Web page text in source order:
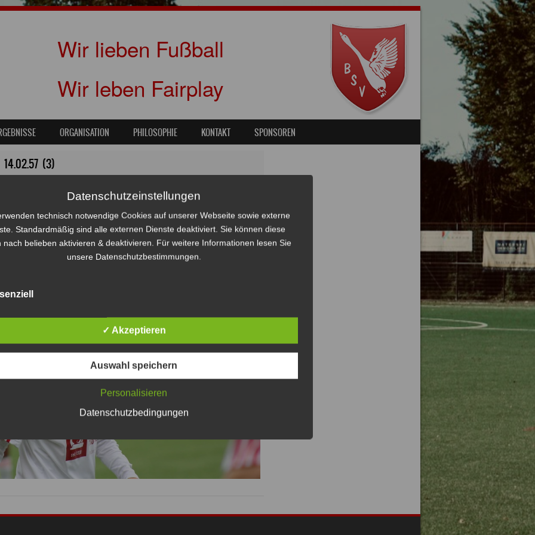
Wir lieben Fußball
Wir leben Fairplay
ORGANISATION PHILOSOPHIE KONTAKT SPONSOREN
14.02.57 (3)
Abwehrbollwerk hält auch gegen Eintracht Norderstedt!
Datenschutzeinstellungen
technisch notwendige Cookies auf unserer Webseite sowie externe
Standardmäßig sind alle externen Dienste deaktiviert. Sie können diese
nach belieben aktivieren & deaktivieren. Für weitere Informationen lesen Sie
unsere Datenschutzbestimmungen.
✓ Akzeptieren
Auswahl speichern
Personalisieren
Datenschutzbedingungen